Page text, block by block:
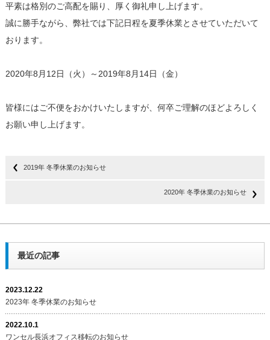
平素は格別のご高配を賜り、厚く御礼申し上げます。
誠に勝手ながら、弊社では下記日程を夏季休業とさせていただいて
おります。
2020年8月12日（火）～2019年8月14日（金）
皆様にはご不便をおかけいたしますが、何卒ご理解のほどよろしく
お願い申し上げます。
2019年 冬季休業のお知らせ
2020年 冬季休業のお知らせ
最近の記事
2023.12.22
2023年 冬季休業のお知らせ
2022.10.1
ワンセル長浜オフィス移転のお知らせ